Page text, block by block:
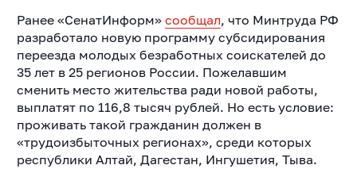
Ранее «СенатИнформ» сообщал, что Минтруда РФ
разработало новую программу субсидирования
переезда молодых безработных соискателей до
35 лет в 25 регионов России. Пожелавшим
сменить место жительства ради новой работы,
выплатят по 116,8 тысяч рублей. Но есть условие:
проживать такой гражданин должен в
«трудоизбыточных регионах», среди которых
республики Алтай, Дагестан, Ингушетия, Тыва.